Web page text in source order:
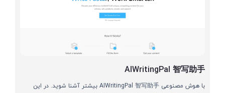
AIWritingPal 智写助手
با هوش مصنوعی AIWritingPal 智写助手 بیشتر آشنا شوید. در این